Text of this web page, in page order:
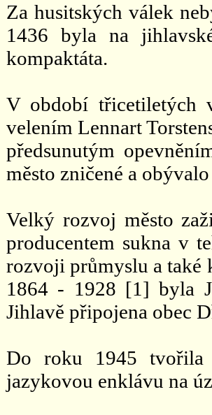
Za husitských válek
1436 byla na
kompaktáta.
V období třicetiletých
velením Lennart
předsunutým
město zničené a
Velký rozvoj město
producentem sukna v
rozvoji průmyslu a také
1864 - 1928 [1] byla
Jihlavě připojena obec
Do roku 1945 tvořila
jazykovou enklávu na